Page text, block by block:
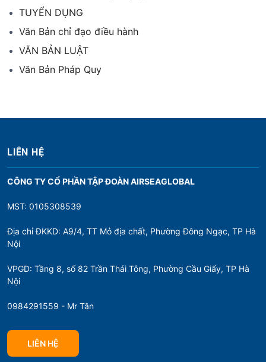
TUYỂN DỤNG
Văn Bản chỉ đạo điều hành
VĂN BẢN LUẬT
Văn Bản Pháp Quy
LIÊN HỆ
CÔNG TY CỔ PHẦN TẬP ĐOÀN AIRSEAGLOBAL
MST: 0105308539
Địa chỉ ĐKKD: A9/4, TT Mỏ địa chất, Phường Đông Ngạc, TP Hà
Nội
VPGD: Tầng 8, số 82 Trần Thái Tông, Phường Cầu Giấy, TP Hà
Nội
0984291559 - Mr Tân
LIÊN HỆ